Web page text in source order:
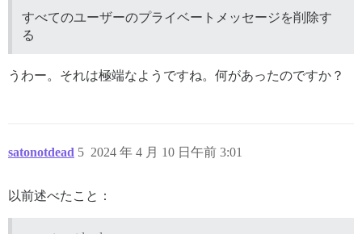
すべてのユーザーのプライベートメッセージを削除す
る
うわー。それは極端なようですね。何があったのですか？
satonotdead 2024 年 4 月 10 日午前 3:01
5
以前述べたこと：